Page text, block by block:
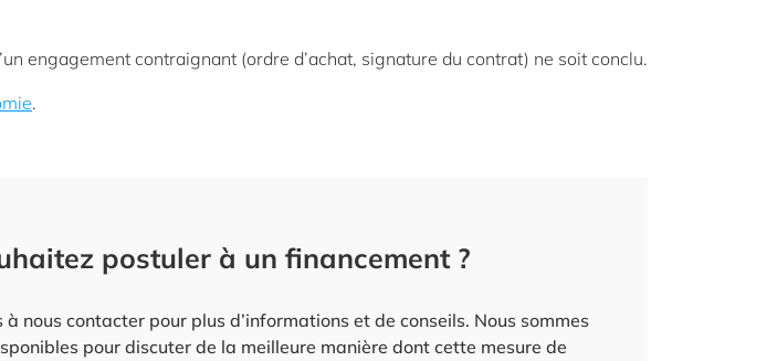
engagement contraignant (ordre d’achat, signature du contrat) ne soit conclu.
.
postuler à un financement ?
à nous contacter pour plus d’informations et de conseils. Nous sommes
pour discuter de la meilleure manière dont cette mesure de